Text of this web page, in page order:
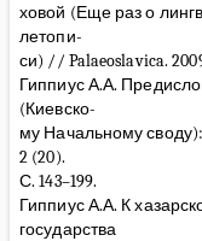
ховой (Еще раз о
летопи-
си) // Palaeoslavica.
Гиппиус А.А.
(Киевско-
му Начальному
2 (20).
С. 143–199.
Гиппиус А.А. К
государства